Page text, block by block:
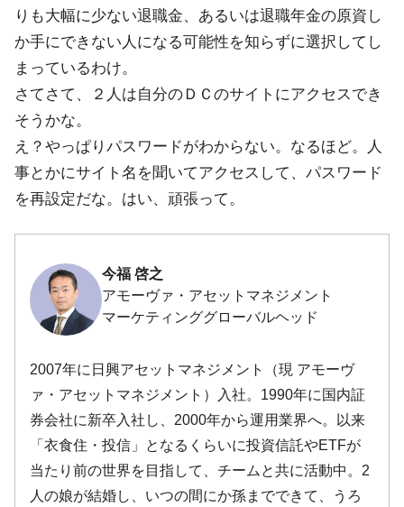
りも大幅に少ない退職金、あるいは退職年金の原資し
か手にできない人になる可能性を知らずに選択してし
まっているわけ。
さてさて、２人は自分のＤＣのサイトにアクセスでき
そうかな。
え？やっぱりパスワードがわからない。なるほど。人
事とかにサイト名を聞いてアクセスして、パスワード
を再設定だな。はい、頑張って。
今福 啓之
アモーヴァ・アセットマネジメント